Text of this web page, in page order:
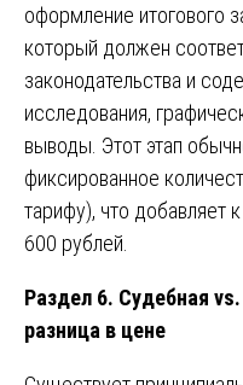
оформление итогового
который должен
законодательства и
исследования,
выводы. Этот этап
фиксированное
тарифу), что добавляет
600 рублей.
Раздел 6. Судебная
разница в цене